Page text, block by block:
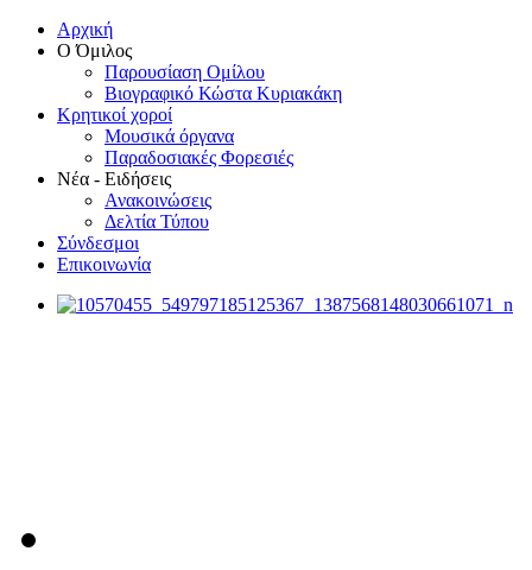
Αρχική
Ο Όμιλος
Παρουσίαση Ομίλου
Βιογραφικό Κώστα Κυριακάκη
Κρητικοί χοροί
Μουσικά όργανα
Παραδοσιακές Φορεσιές
Νέα - Ειδήσεις
Ανακοινώσεις
Δελτία Τύπου
Σύνδεσμοι
Επικοινωνία